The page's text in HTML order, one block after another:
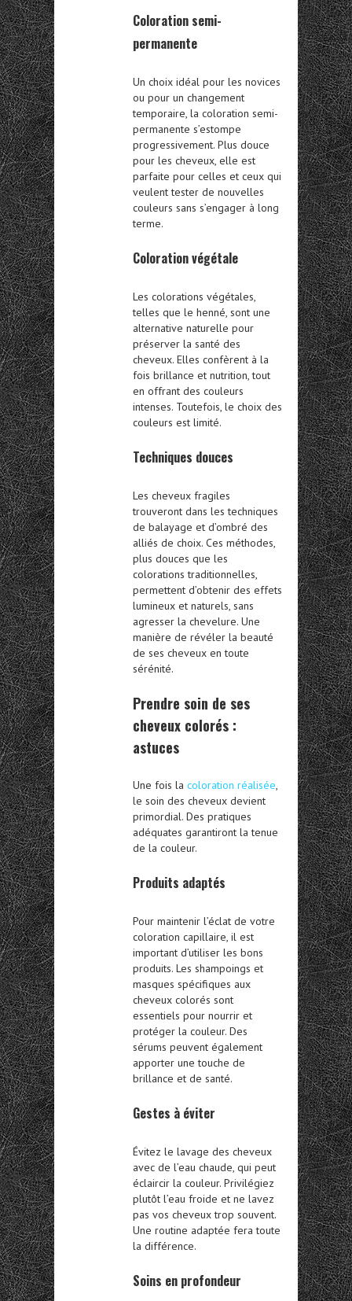
Coloration semi-
permanente
Un choix idéal pour les novices
ou pour un changement
temporaire, la coloration semi-
permanente s’estompe
progressivement. Plus douce
pour les cheveux, elle est
parfaite pour celles et ceux qui
veulent tester de nouvelles
couleurs sans s’engager à long
terme.
Coloration végétale
Les colorations végétales,
telles que le henné, sont une
alternative naturelle pour
préserver la santé des
cheveux. Elles confèrent à la
fois brillance et nutrition, tout
en offrant des couleurs
intenses. Toutefois, le choix des
couleurs est limité.
Techniques douces
Les cheveux fragiles
trouveront dans les techniques
de balayage et d’ombré des
alliés de choix. Ces méthodes,
plus douces que les
colorations traditionnelles,
permettent d’obtenir des effets
lumineux et naturels, sans
agresser la chevelure. Une
manière de révéler la beauté
de ses cheveux en toute
sérénité.
Prendre soin de ses
cheveux colorés :
astuces
Une fois la coloration réalisée,
le soin des cheveux devient
primordial. Des pratiques
adéquates garantiront la tenue
de la couleur.
Produits adaptés
Pour maintenir l’éclat de votre
coloration capillaire, il est
important d’utiliser les bons
produits. Les shampoings et
masques spécifiques aux
cheveux colorés sont
essentiels pour nourrir et
protéger la couleur. Des
sérums peuvent également
apporter une touche de
brillance et de santé.
Gestes à éviter
Évitez le lavage des cheveux
avec de l’eau chaude, qui peut
éclaircir la couleur. Privilégiez
plutôt l’eau froide et ne lavez
pas vos cheveux trop souvent.
Une routine adaptée fera toute
la différence.
Soins en profondeur